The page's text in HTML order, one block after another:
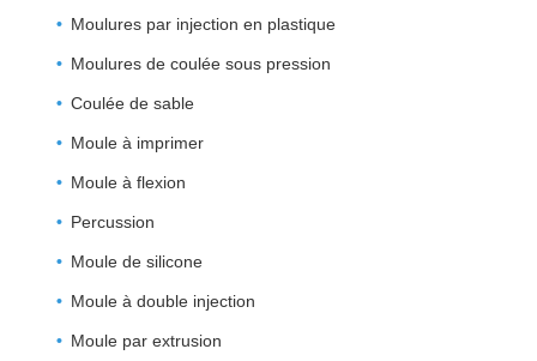
Moulures par injection en plastique
Moulures de coulée sous pression
Coulée de sable
Moule à imprimer
Moule à flexion
Percussion
Moule de silicone
Moule à double injection
Moule par extrusion